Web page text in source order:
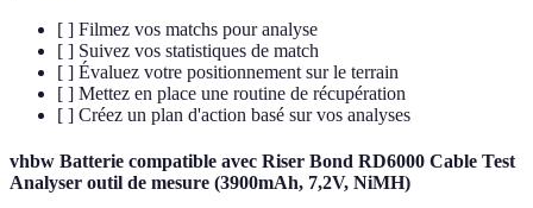
[ ] Filmez vos matchs pour analyse
[ ] Suivez vos statistiques de match
[ ] Évaluez votre positionnement sur le terrain
[ ] Mettez en place une routine de récupération
[ ] Créez un plan d'action basé sur vos analyses
vhbw Batterie compatible avec Riser Bond RD6000 Cable Test
Analyser outil de mesure (3900mAh, 7,2V, NiMH)